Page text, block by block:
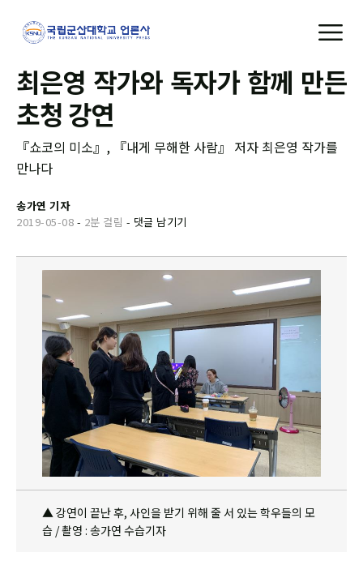
최은영 작가와 독자가 함께 만든
초청 강연
『쇼코의 미소』, 『내게 무해한 사람』 저자 최은영 작가를
만나다
송가연 기자
2019-05-08 - 2분 걸림 - 댓글 남기기
▲ 강연이 끝난 후, 사인을 받기 위해 줄 서 있는 학우들의 모
습 / 촬영 : 송가연 수습기자